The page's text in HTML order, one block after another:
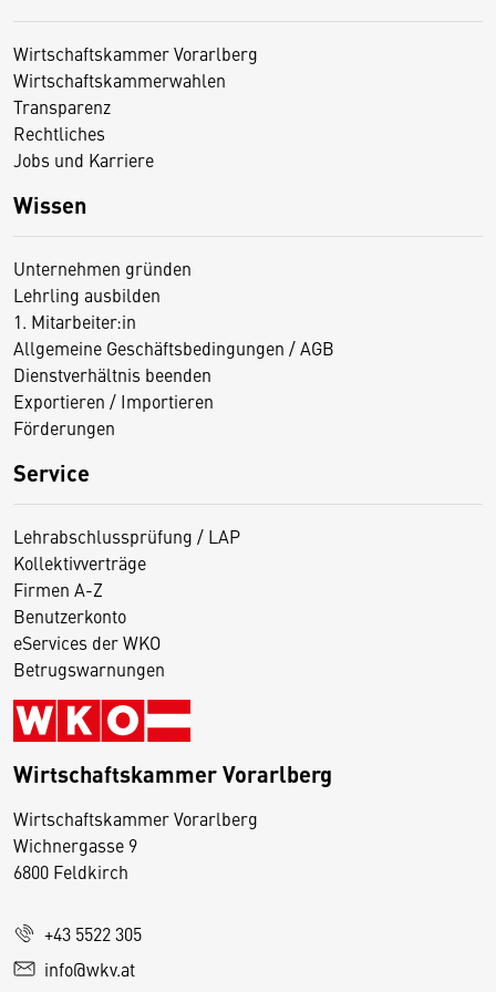
Wirtschaftskammer Vorarlberg
Wirtschaftskammerwahlen
Transparenz
Rechtliches
Jobs und Karriere
Wissen
Unternehmen gründen
Lehrling ausbilden
1. Mitarbeiter:in
Allgemeine Geschäftsbedingungen / AGB
Dienstverhältnis beenden
Exportieren / Importieren
Förderungen
Service
Lehrabschlussprüfung / LAP
Kollektivverträge
Firmen A-Z
Benutzerkonto
eServices der WKO
Betrugswarnungen
Wirtschaftskammer Vorarlberg
Wirtschaftskammer Vorarlberg
Wichnergasse 9
6800 Feldkirch
+43 5522 305
info@wkv.at
D
i
e
e
S